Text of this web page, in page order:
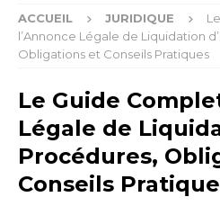
ACCUEIL JURIDIQUE
l’Annonce Légale de Liquidation
Obligations et Conseils Pratiques
Le Guide
Légale de
Procédures,
Conseils